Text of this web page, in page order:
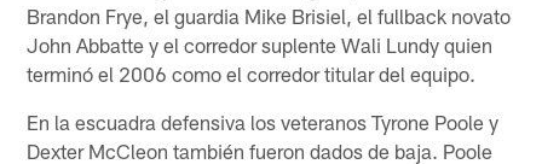
Brandon Frye, el guardia Mike Brisiel, el fullback novato
John Abbatte y el corredor suplente Wali Lundy quien
terminó el 2006 como el corredor titular del equipo.
En la escuadra defensiva los veteranos Tyrone Poole y
Dexter McCleon también fueron dados de baja. Poole